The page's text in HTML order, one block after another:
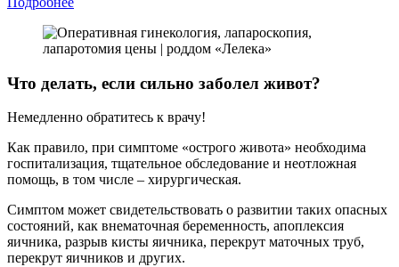
Что делать, если сильно заболел живот?
Немедленно обратитесь к врачу!
Как правило, при симптоме «острого живота» необходима
госпитализация, тщательное обследование и неотложная
помощь, в том числе – хирургическая.
Симптом может свидетельствовать о развитии таких опасных
состояний, как внематочная беременность, апоплексия
яичника, разрыв кисты яичника, перекрут маточных труб,
перекрут яичников и других.